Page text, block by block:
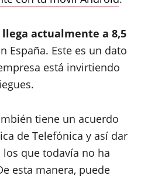
actualmente a 8,5
España. Este es un dato
está invirtiendo
tiene un acuerdo
de Telefónica y así dar
que todavía no ha
esta manera, puede